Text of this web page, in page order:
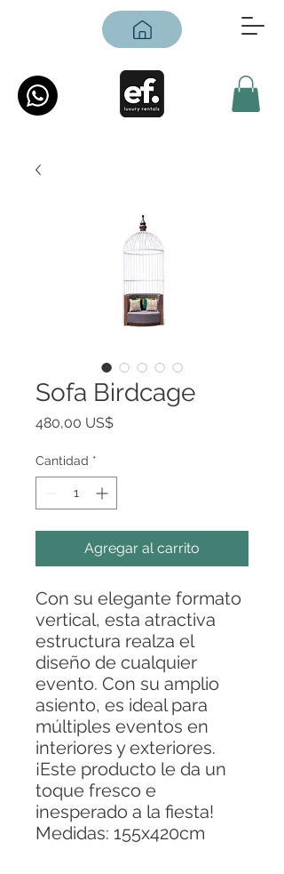
Sofa Birdcage
480,00 US$Precio
Cantidad *
Agregar al carrito
Con su elegante formato
vertical, esta atractiva
estructura realza el
diseño de cualquier
evento. Con su amplio
asiento, es ideal para
múltiples eventos en
interiores y exteriores.
¡Este producto le da un
toque fresco e
inesperado a la fiesta!
Medidas: 155x420cm